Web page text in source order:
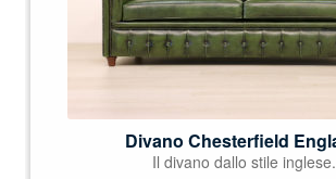
Divano Chesterfield
Il divano dallo stile inglese.